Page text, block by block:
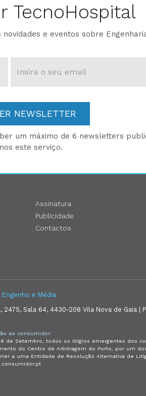
TecnoHospital
e eventos sobre
NEWSLETTER
um máximo de 6 newsletters
este serviço.
Assinatura
Publicidade
Contactos
Engenho e Média
Sala 64, 4430-208 Vila Nova de Gaia |
ao consumidor:
de Setembro, todos os litígios emergentes dos
do Centro de Arbitragem do Porto, por um
a uma Entidade de Resolução Alternativa de